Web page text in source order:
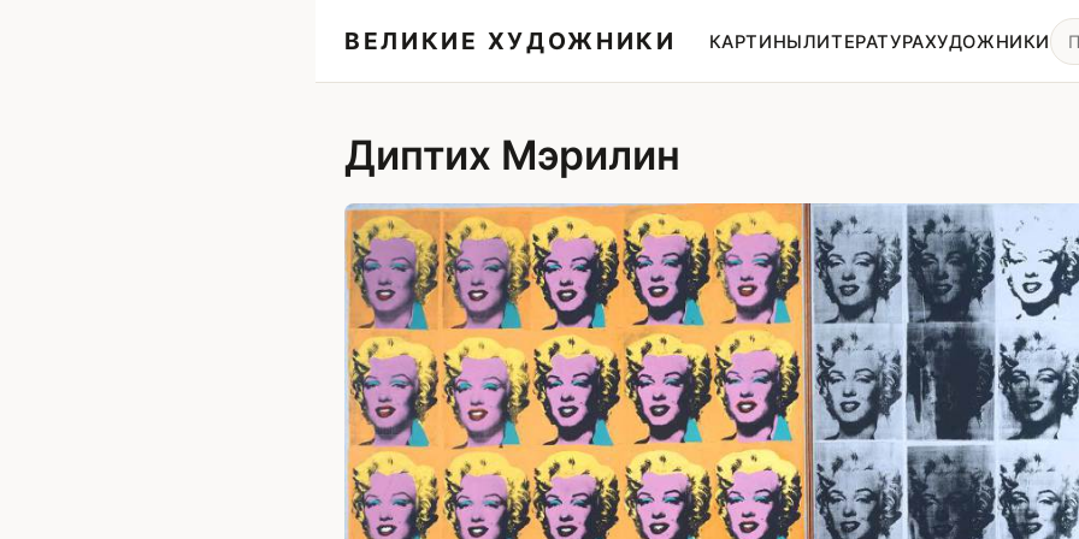
ВЕЛИКИЕ ХУДОЖНИКИ КАРТИНЫЛИТЕРАТУРАХУДОЖНИКИ
Диптих Мэрилин